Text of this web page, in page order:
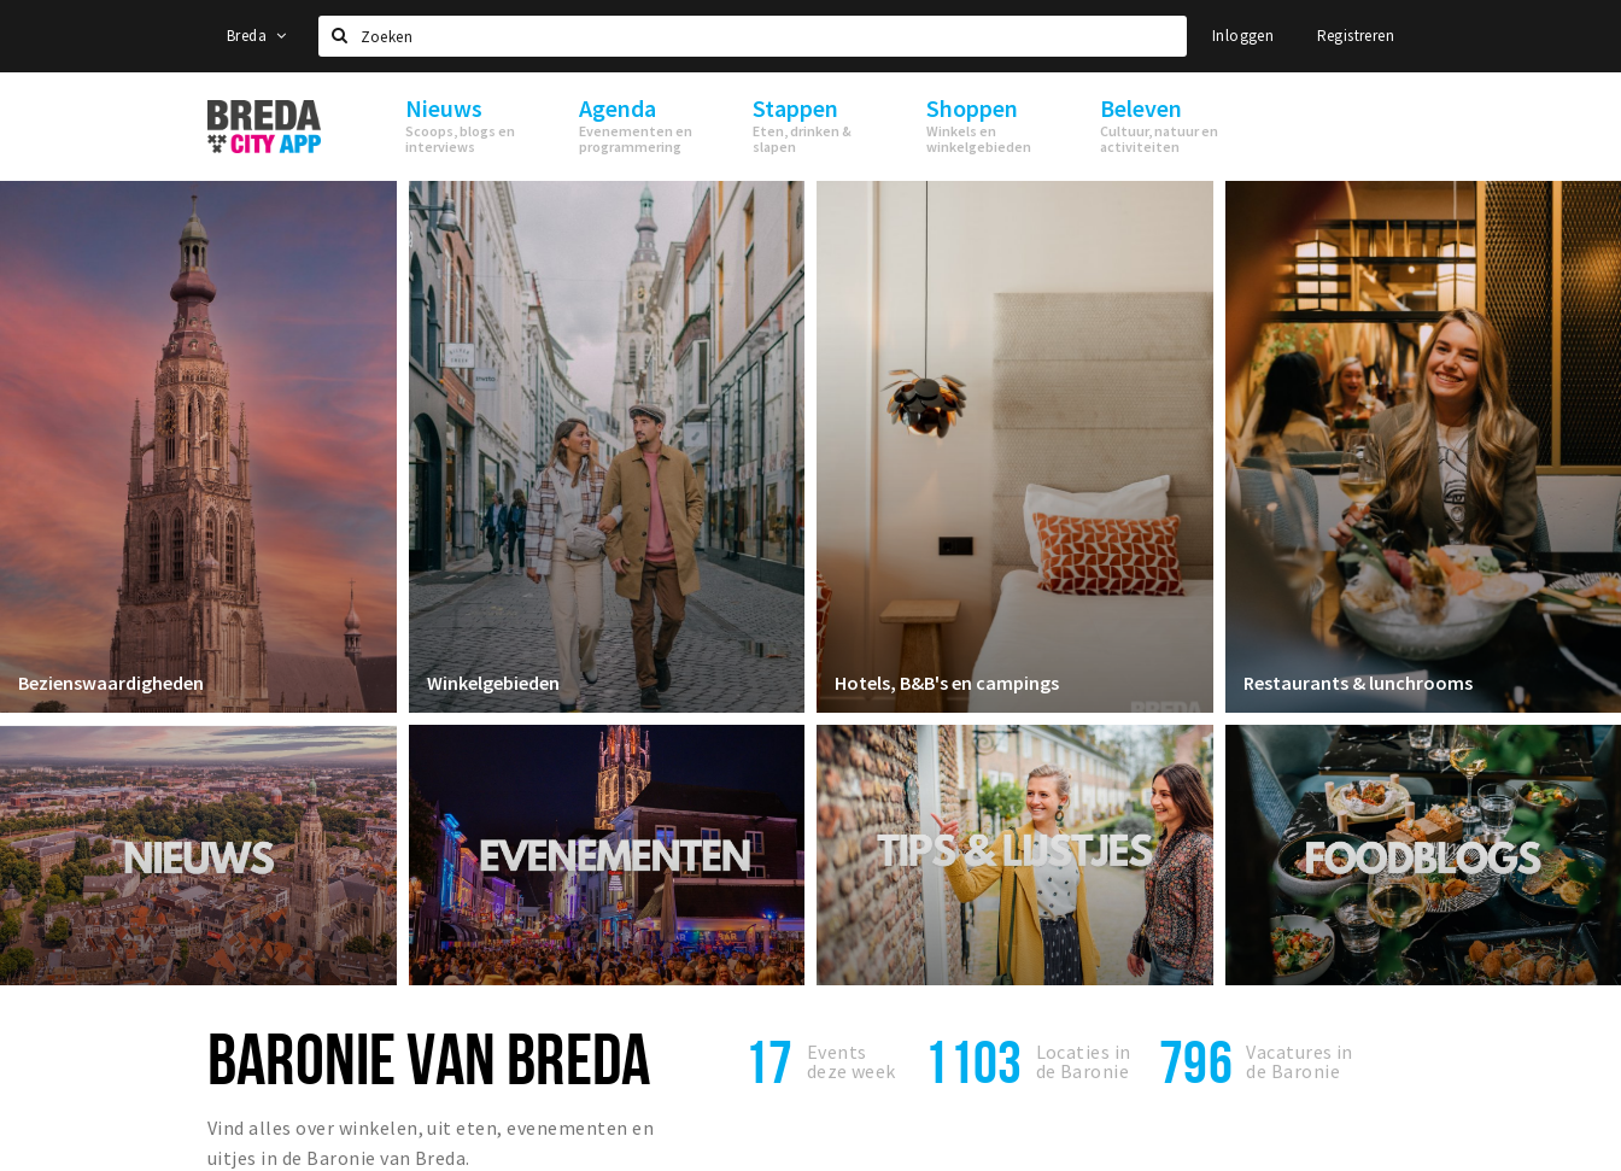
Breda
Zoeken
Inloggen Registreren
Stappen
&
Shoppen
Breda
Nieuws
Scoops, blogs en
interviews
Agenda
Evenementen en
programmering
Stappen
Eten, drinken &
slapen
Shoppen
Winkels en
winkelgebieden
Beleven
Cultuur, natuur en
activiteiten
Bezienswaardigheden Winkelgebieden Hotels, B&B's en campings Restaurants & lunchrooms
BARONIE VAN BREDA
Vind alles over winkelen, uit eten, evenementen en
uitjes in de Baronie van Breda.
17
Events
deze week
1103
Locaties in
de Baronie
796
Vacatures in
de Baronie